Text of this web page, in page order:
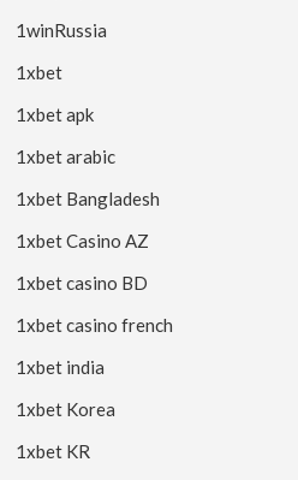
1winRussia
1xbet
1xbet apk
1xbet arabic
1xbet Bangladesh
1xbet Casino AZ
1xbet casino BD
1xbet casino french
1xbet india
1xbet Korea
1xbet KR